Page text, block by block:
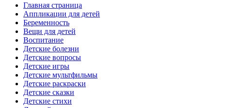
Главная страница
Аппликации для детей
Беременность
Вещи для детей
Воспитание
Детские болезни
Детские вопросы
Детские игры
Детские мультфильмы
Детские раскраски
Детские сказки
Детские стихи